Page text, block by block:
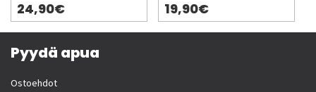
24,90€ 19,90€
Pyydä apua
Ostoehdot